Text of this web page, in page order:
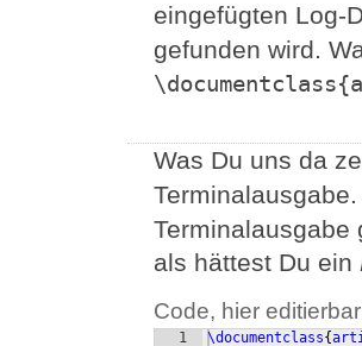
eingefügten Log-
gefunden wird.
Was Du uns da
Terminalausgabe.
Terminalausgabe
als hättest Du ein
Code, hier
1
\documentclass{